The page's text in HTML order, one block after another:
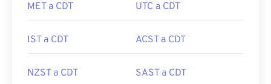
MET a CDT UTC a CDT
IST a CDT ACST a CDT
NZST a CDT SAST a CDT